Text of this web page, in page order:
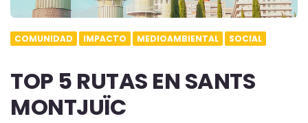
COMUNIDAD IMPACTO MEDIOAMBIENTAL SOCIAL
TOP 5 RUTAS EN SANTS
MONTJUÏC